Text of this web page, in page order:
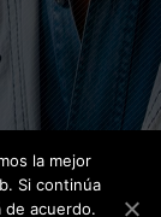
la mejor
Si continúa
de acuerdo.